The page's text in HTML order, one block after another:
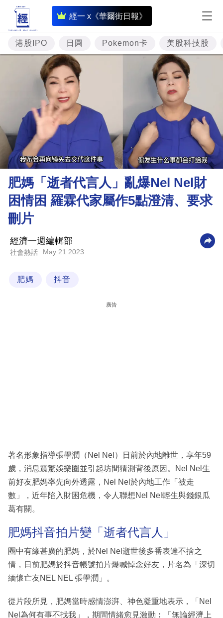
經一 x《華爾街日報》
即
時
財
經
題
投
資
理
財
商
科
技
場
港股IPO 日圓 Pokemon卡 美股科技股
肥媽「逝者代言人」亂爆Nel Nel財
困情困 羅霖代家屬作5點澄清、要求
刪片
經濟一週編輯部
社會熱話 May 21 2023
肥媽 抖音
廣告
著名形象指導張學潤（Nel Nel）日前於內地離世，享年59
歲，消息震驚娛樂圈並引起坊間猜測背後原因。Nel Nel生
前好友肥媽率先向外透露，Nel Nel於內地工作「被走
數」，近年陷入財困危機，令人聯想Nel Nel輕生與錢銀瓜
葛有關。
肥媽抖音拍片變「逝者代言人」
圈中有緣甚廣的肥媽，於Nel Nel逝世後多番表達不捨之
情，日前肥媽於抖音帳號拍片爆喊悼念好友，片名為「深切
緬懷亡友NEL NEL 張學潤」。
從片段所見，肥媽當時感情澎湃、神色凝重地表示，「Nel
Nel為何有事不找我」，期間情緒愈見激動︰「無論經濟上